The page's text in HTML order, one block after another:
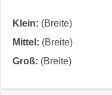
Klein: (Breite)
Mittel: (Breite)
Groß: (Breite)